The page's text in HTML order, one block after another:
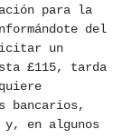
para la
del
un
£115, tarda
bancarios,
en algunos